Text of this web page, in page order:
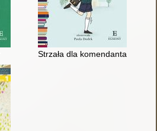
Strzała dla komendanta :